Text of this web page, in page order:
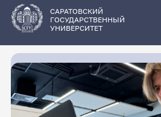
основному
содержанию
САРАТОВСКИЙ
ГОСУДАРСТВЕННЫЙ
УНИВЕРСИТЕТ